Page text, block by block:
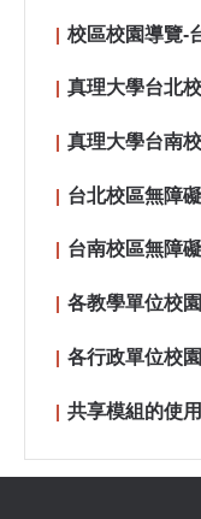
校區校園導覽-
真理大學台北
真理大學台南
台北校區無障
台南校區無障
各教學單位校
各行政單位校
共享模組的使